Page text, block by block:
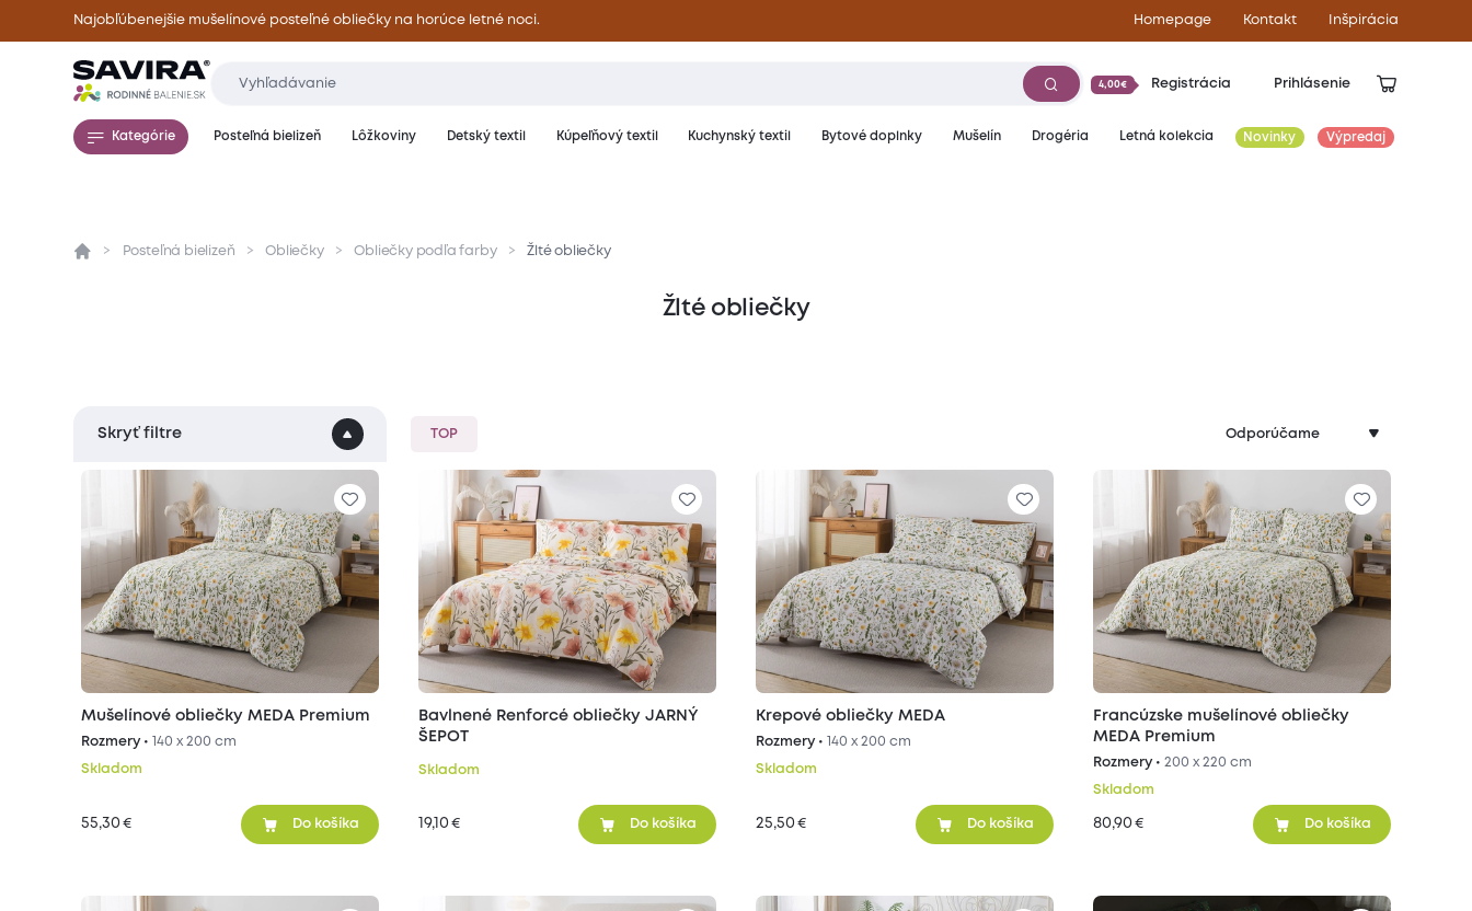
Najobľúbenejšie mušelínové posteľné obliečky na horúce letné noci. Homepage Kontakt Inšpirácia
4,00€ Registrácia Prihlásenie
Kategórie Posteľná bielizeň Lôžkoviny Detský textil Kúpeľňový textil Kuchynský textil Bytové doplnky Mušelín Drogéria Letná kolekcia Novinky Výpredaj
Posteľná bielizeň Obliečky Obliečky podľa farby Žlté obliečky
Žlté obliečky
Skryť filtre TOP
Mušelínové obliečky MEDA Premium
Rozmery • 140 x 200 cm
Skladom
55,30 € Do košíka
Bavlnené Renforcé obliečky JARNÝ
ŠEPOT
Skladom
19,10 € Do košíka
Krepové obliečky MEDA
Rozmery • 140 x 200 cm
Skladom
25,50 € Do košíka
Francúzske mušelínové obliečky
MEDA Premium
Rozmery • 200 x 220 cm
Skladom
80,90 € Do košíka